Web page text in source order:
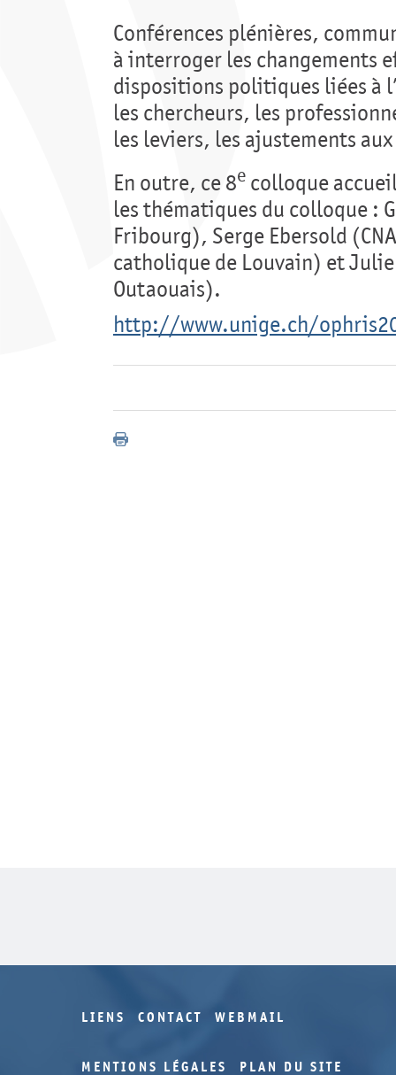
Conférences plénières,
à interroger les changements
dispositions politiques liées à
les chercheurs, les
les leviers, les ajustements
En outre, ce 8e colloque
les thématiques du colloque :
Fribourg), Serge Ebersold
catholique de Louvain) et
Outaouais).
http://www.unige.ch/
LIENS CONTACT WEBMAIL
MENTIONS LÉGALES PLAN DU SITE